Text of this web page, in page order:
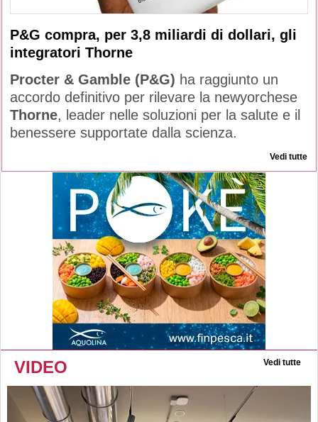
P&G compra, per 3,8 miliardi di dollari, gli
integratori Thorne
Procter & Gamble (P&G) ha raggiunto un
accordo definitivo per rilevare la newyorchese
Thorne, leader nelle soluzioni per la salute e il
benessere supportate dalla scienza.
Vedi tutte
VIDEO Vedi tutte